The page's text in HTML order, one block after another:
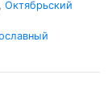
, Октябрьский